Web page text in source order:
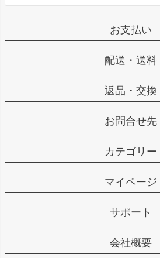
お支払い
配送・送料
返品・交換
お問合せ先
カテゴリー
マイページ
サポート
会社概要